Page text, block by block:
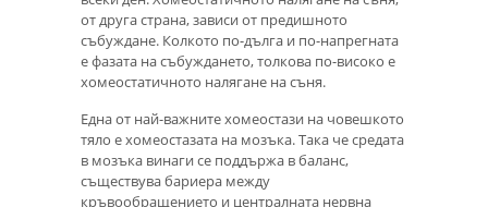
от друга страна, зависи от предишното
събуждане. Колкото по-дълга и по-напрегната
е фазата на събуждането, толкова по-високо е
хомеостатичното налягане на съня.
Една от най-важните хомеостази на човешкото
тяло е хомеостазата на мозъка. Така че средата
в мозъка винаги се поддържа в баланс,
съществува бариера между
кръвообращението и централната нервна